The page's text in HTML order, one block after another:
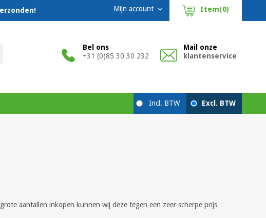
Item(0)
Mijn account 
Bel ons
+31 (0)85 30 30 232
Mail onze
klantenservice
aantallen inkopen kunnen wij deze tegen een zeer scherpe prijs